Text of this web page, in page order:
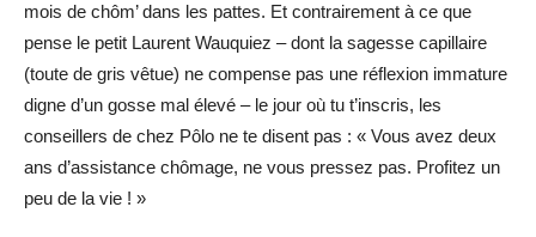
mois de chôm’ dans les pattes. Et contrairement à ce que
pense le petit Laurent Wauquiez – dont la sagesse capillaire
(toute de gris vêtue) ne compense pas une réflexion immature
digne d’un gosse mal élevé – le jour où tu t’inscris, les
conseillers de chez Pôlo ne te disent pas : « Vous avez deux
ans d’assistance chômage, ne vous pressez pas. Profitez un
peu de la vie ! »